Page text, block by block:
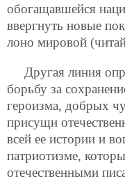
обогащавшейся
ввергнуть новые
лоно мировой
Другая линия
борьбу за
героизма, добрых
присущи
всей ее истории и
патриотизме,
отечественными